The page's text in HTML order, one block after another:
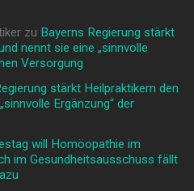
zu Bayerns Regierung stärkt
nennt sie eine „sinnvolle
Versorgung
stärkt Heilpraktikern den
Ergänzung“ der
will Homöopathie im
im Gesundheitsausschuss fällt